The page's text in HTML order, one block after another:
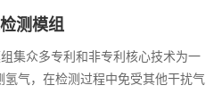
测模组
集众多专利和非专利核心技术为一
气，在检测过程中免受其他干扰气